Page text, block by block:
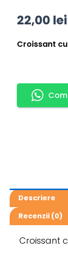
22,00 lei
Croissant
Descriere
Recenzii (0)
Croissant